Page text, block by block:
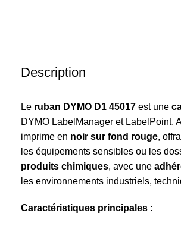
Description
Le ruban DYMO D1 45017 est une
DYMO LabelManager et LabelPoint.
imprime en noir sur fond rouge,
les équipements sensibles ou les
produits chimiques, avec une
les environnements industriels,
Caractéristiques principales :